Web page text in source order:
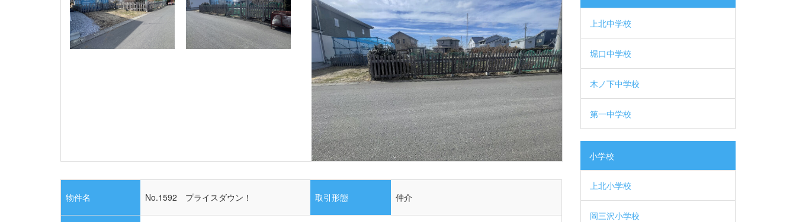
物件名 No.1592 プライスダウン！ 取引形態 仲介
上北中学校
堀口中学校
木ノ下中学校
第一中学校
小学校
上北小学校
岡三沢小学校